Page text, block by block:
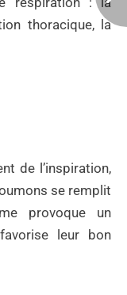
thoracique, la
de l’inspiration,
se remplit
provoque un
leur bon